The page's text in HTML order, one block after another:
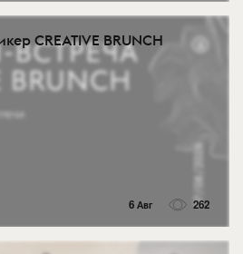
CREATIVE BRUNCH
6 Авг 262